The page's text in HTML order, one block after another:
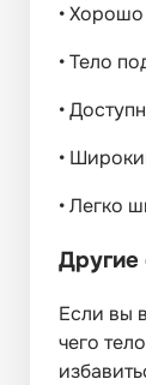
•Хорошо
•Тело
•
•
•Легко
Другие
Если вы
чего